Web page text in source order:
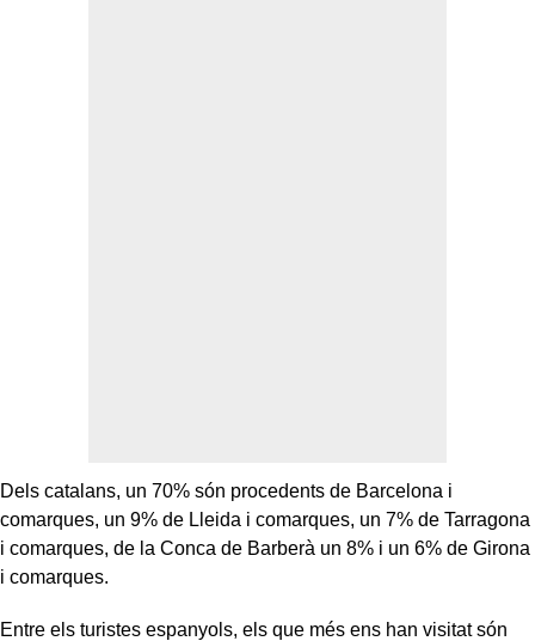
Dels catalans, un 70% són procedents de Barcelona i
comarques, un 9% de Lleida i comarques, un 7% de Tarragona
i comarques, de la Conca de Barberà un 8% i un 6% de Girona
i comarques.
Entre els turistes espanyols, els que més ens han visitat són